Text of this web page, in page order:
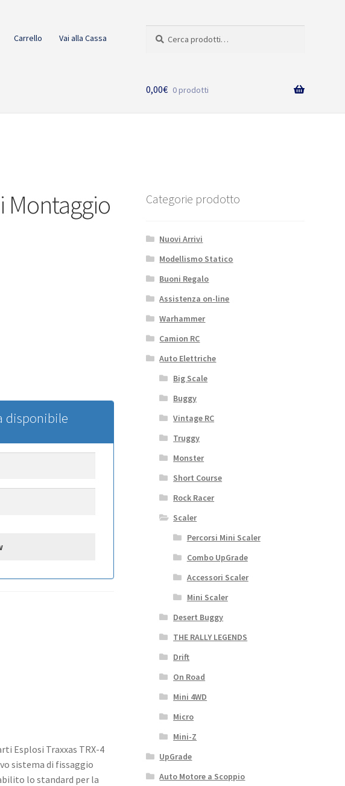
Carrello Vai alla Cassa
0,00€ 0 prodotti
Montaggio
disponibile
Esplosi Traxxas TRX-4
sistema di fissaggio
lo standard per la
Categorie prodotto
Nuovi Arrivi
Modellismo Statico
Buoni Regalo
Assistenza on-line
Warhammer
Camion RC
Auto Elettriche
Big Scale
Buggy
Vintage RC
Truggy
Monster
Short Course
Rock Racer
Scaler
Percorsi Mini Scaler
Combo UpGrade
Accessori Scaler
Mini Scaler
Desert Buggy
THE RALLY LEGENDS
Drift
On Road
Mini 4WD
Micro
Mini-Z
UpGrade
Auto Motore a Scoppio